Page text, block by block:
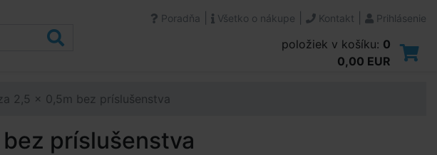
Poradňa Všetko o nákupe Kontakt Prihlásenie
položiek v košíku: 0
0,00 EUR
2,5 x 0,5m bez príslušenstva
príslušenstva